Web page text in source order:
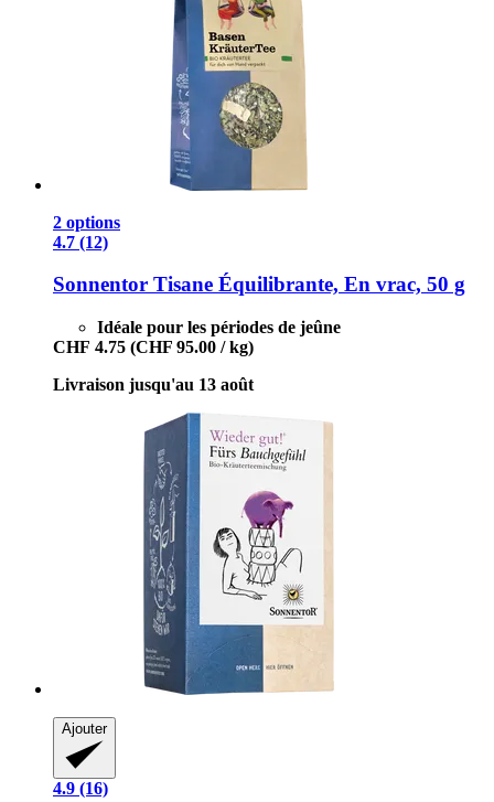
2 options
4.7 (12)
Sonnentor Tisane Équilibrante, En vrac, 50 g
Idéale pour les périodes de jeûne
CHF 4.75 (CHF 95.00 / kg)
Livraison jusqu'au 13 août
Ajouter
4.9 (16)